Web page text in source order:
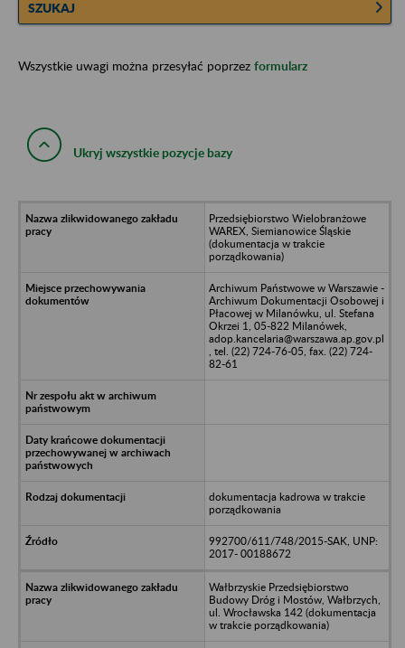
SZUKAJ
Wszystkie uwagi można przesyłać poprzez formularz
Ukryj wszystkie pozycje bazy
Przedsiębiorstwo Wielobranżowe
WAREX, Siemianowice Śląskie
(dokumentacja w trakcie
porządkowania)
Archiwum Państwowe w Warszawie -
Archiwum Dokumentacji Osobowej i
Płacowej w Milanówku, ul. Stefana
Okrzei 1, 05-822 Milanówek,
adop.kancelaria@warszawa.ap.gov.pl
, tel. (22) 724-76-05, fax. (22) 724-
82-61
dokumentacja kadrowa w trakcie
porządkowania
992700/611/748/2015-SAK, UNP:
2017- 00188672
Wałbrzyskie Przedsiębiorstwo
Budowy Dróg i Mostów, Wałbrzych,
ul. Wrocławska 142 (dokumentacja
w trakcie porządkowania)